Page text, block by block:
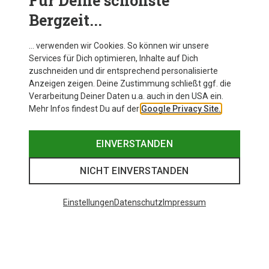
Bergzeit...
… verwenden wir Cookies. So können wir unsere
Services für Dich optimieren, Inhalte auf Dich
zuschneiden und dir entsprechend personalisierte
Anzeigen zeigen. Deine Zustimmung schließt ggf. die
Verarbeitung Deiner Daten u.a. auch in den USA ein.
Mehr Infos findest Du auf der Google Privacy Site.
EINVERSTANDEN
NICHT EINVERSTANDEN
EinstellungenDatenschutz Impressum